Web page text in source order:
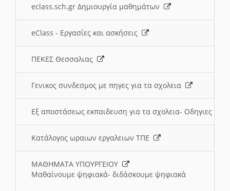
eclass.sch.gr Δημιουργία μαθημάτων
eClass - Εργασίες και ασκήσεις
ΠΕΚΕΣ Θεσσαλιας
Γενικος συνδεσμος με πηγες για τα σχολεια
Εξ αποστάσεως εκπαιδευση για τα σχολεια- Οδηγιες
Κατάλογος ωραιων εργαλειων ΤΠΕ
ΜΑΘΗΜΑΤΑ ΥΠΟΥΡΓΕΙΟΥ
Μαθαίνουμε ψηφιακά- διδάσκουμε ψηφιακά